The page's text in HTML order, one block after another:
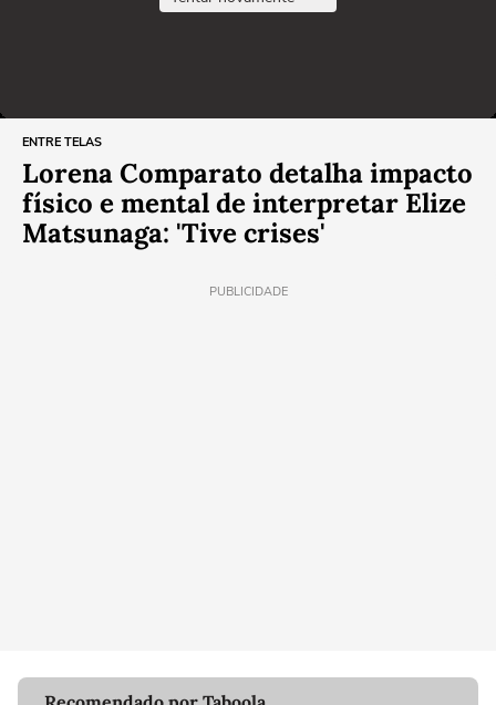
ENTRE TELAS
Lorena Comparato detalha impacto
físico e mental de interpretar Elize
Matsunaga: 'Tive crises'
PUBLICIDADE